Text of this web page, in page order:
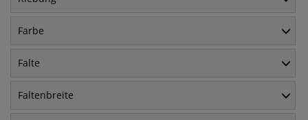
Farbe
Falte
Faltenbreite